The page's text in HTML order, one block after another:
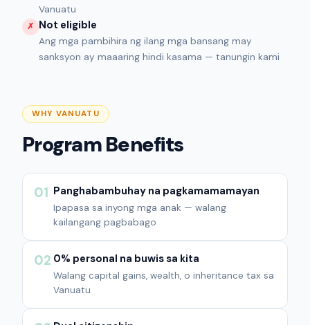
Vanuatu
✗ Not eligible
Ang mga pambihira ng ilang mga bansang may
sanksyon ay maaaring hindi kasama — tanungin kami
WHY VANUATU
Program Benefits
01 Panghabambuhay na pagkamamamayan
Ipapasa sa inyong mga anak — walang
kailangang pagbabago
02 0% personal na buwis sa kita
Walang capital gains, wealth, o inheritance tax sa
Vanuatu